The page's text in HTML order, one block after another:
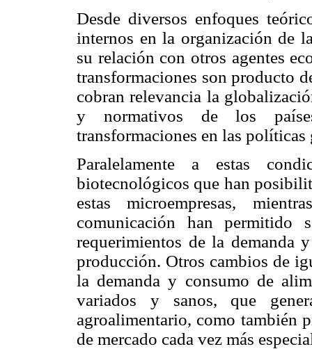
Desde diversos enfoques
internos en la organización de
su relación con otros agentes
transformaciones son producto
cobran relevancia la
y normativos de los
transformaciones en las políticas
Paralelamente a estas
biotecnológicos que han
estas microempresas,
comunicación han permitido
requerimientos de la demanda
producción. Otros cambios de
la demanda y consumo de
variados y sanos, que
agroalimentario, como también
de mercado cada vez más